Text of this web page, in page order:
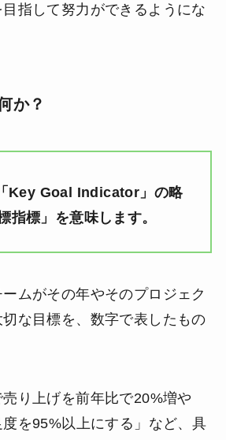
指して努力ができるようにな
か？
Key Goal Indicator」の略
指標」を意味します。
ムがその年やそのプロジェク
切な目標を、数字で表したもの
り上げを前年比で20%増や
を95%以上にする」など、具